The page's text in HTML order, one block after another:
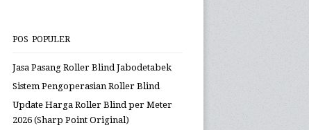
POS POPULER
Jasa Pasang Roller Blind Jabodetabek
Sistem Pengoperasian Roller Blind
Update Harga Roller Blind per Meter
2026 (Sharp Point Original)